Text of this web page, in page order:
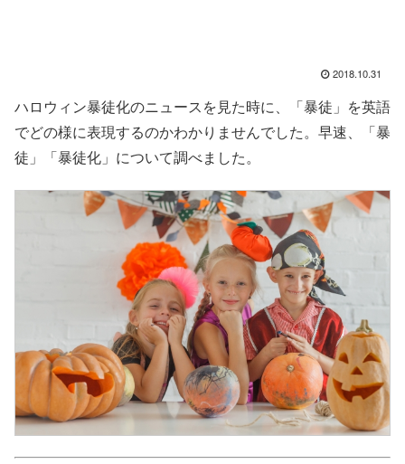
2018.10.31
ハロウィン暴徒化のニュースを見た時に、「暴徒」を英語
でどの様に表現するのかわかりませんでした。早速、「暴
徒」「暴徒化」について調べました。